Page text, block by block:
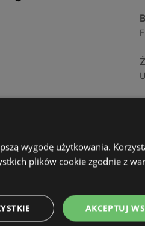
wygodę użytkowania.
plików cookie zgodnie z
AKCEPTUJ